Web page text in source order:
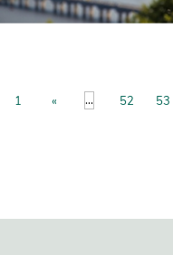
1 « ... 52 53